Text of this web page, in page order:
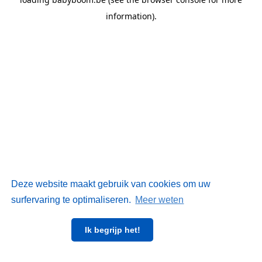
Deze website maakt gebruik van cookies om uw
surfervaring te optimaliseren. Meer weten
Ik begrijp het!
information).